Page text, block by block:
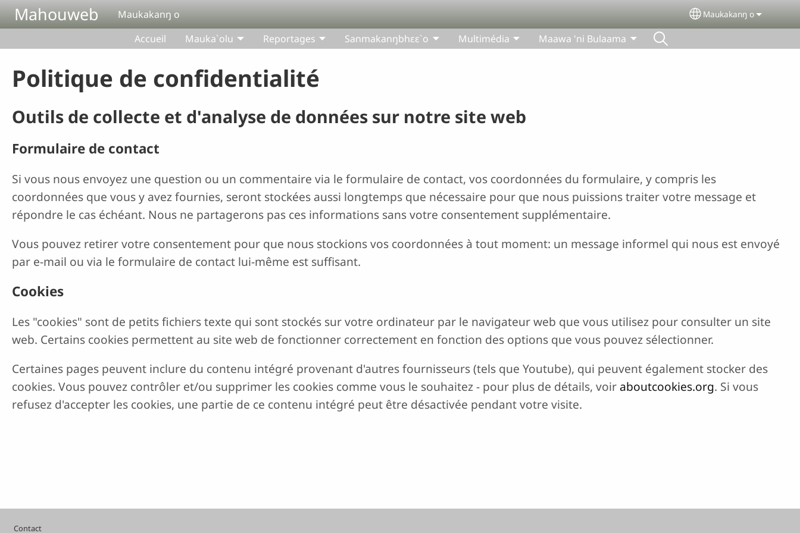
Aller au contenu principal
Mahouweb Maukakanŋ o Select your language
Maukakanŋ o
Accueil Mauka`olu Reportages Sanmakanŋbhɛɛ`o Multimédia Maawa 'ni Bulaama
Politique de confidentialité
Outils de collecte et d'analyse de données sur notre site web
Formulaire de contact
Si vous nous envoyez une question ou un commentaire via le formulaire de contact, vos coordonnées du formulaire, y compris les
coordonnées que vous y avez fournies, seront stockées aussi longtemps que nécessaire pour que nous puissions traiter votre message et
répondre le cas échéant. Nous ne partagerons pas ces informations sans votre consentement supplémentaire.
Vous pouvez retirer votre consentement pour que nous stockions vos coordonnées à tout moment: un message informel qui nous est envoyé
par e-mail ou via le formulaire de contact lui-même est suffisant.
Cookies
Les "cookies" sont de petits fichiers texte qui sont stockés sur votre ordinateur par le navigateur web que vous utilisez pour consulter un site
web. Certains cookies permettent au site web de fonctionner correctement en fonction des options que vous pouvez sélectionner.
Certaines pages peuvent inclure du contenu intégré provenant d'autres fournisseurs (tels que Youtube), qui peuvent également stocker des
cookies. Vous pouvez contrôler et/ou supprimer les cookies comme vous le souhaitez - pour plus de détails, voir aboutcookies.org. Si vous
refusez d'accepter les cookies, une partie de ce contenu intégré peut être désactivée pendant votre visite.
Pied de page
Contact